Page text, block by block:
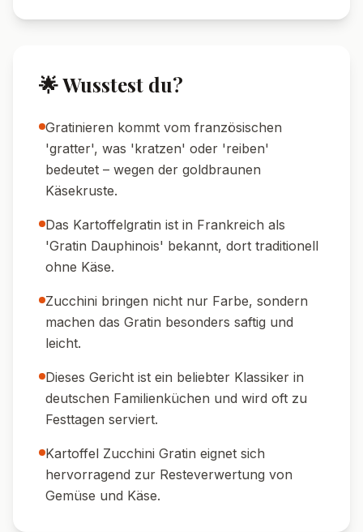
🌟 Wusstest du?
Gratinieren kommt vom französischen
'gratter', was 'kratzen' oder 'reiben'
bedeutet – wegen der goldbraunen
Käsekruste.
Das Kartoffelgratin ist in Frankreich als
'Gratin Dauphinois' bekannt, dort traditionell
ohne Käse.
Zucchini bringen nicht nur Farbe, sondern
machen das Gratin besonders saftig und
leicht.
Dieses Gericht ist ein beliebter Klassiker in
deutschen Familienküchen und wird oft zu
Festtagen serviert.
Kartoffel Zucchini Gratin eignet sich
hervorragend zur Resteverwertung von
Gemüse und Käse.